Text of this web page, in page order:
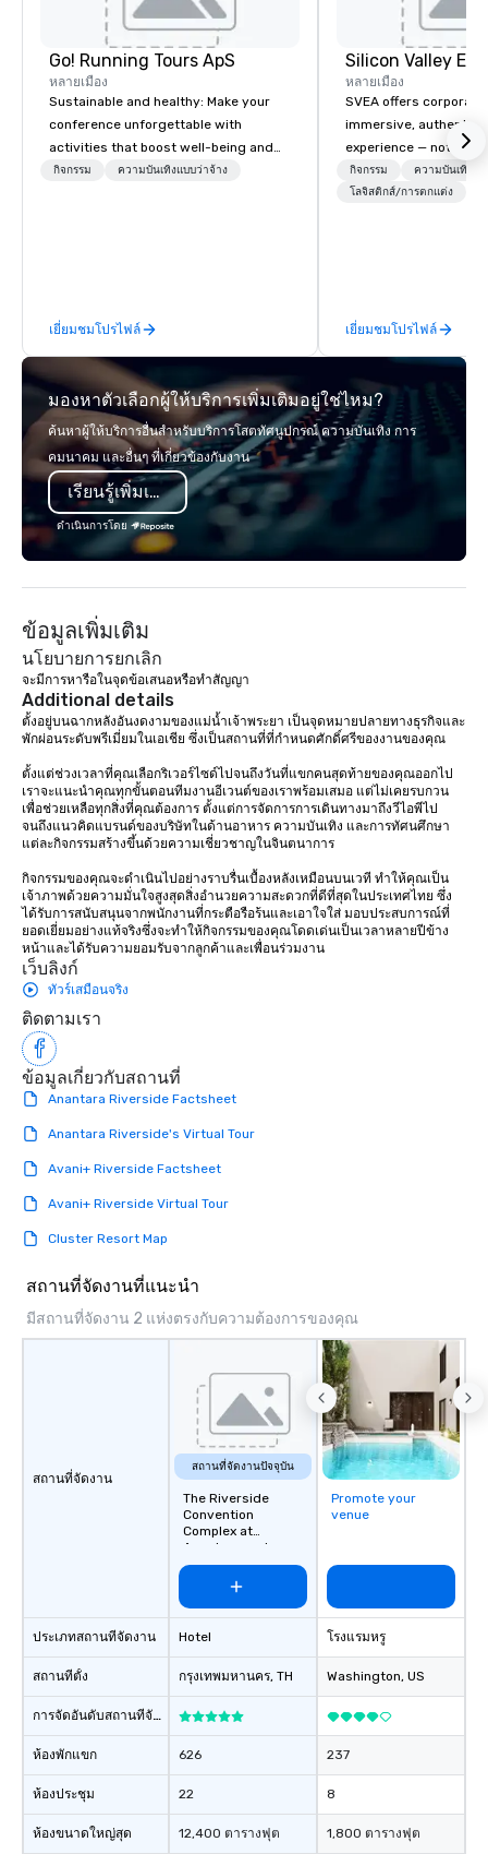
Go! Running Tours ApS
หลายเมือง
Sustainable and healthy: Make your
conference unforgettable with
activities that boost well-being and
lower carbon footprints. Explore the
กิจกรรม ความบันเทิงแบบว่าจ้าง
เยี่ยมชมโปรไฟล์
หลายเมือง
SVEA offers
immersive, authentic
experience — not a
transformation. We
facilitate custom
offsites. Whether
think like a Silicon
world's fastest-
or walk away with a
innovation playbook,
seniority, and
กิจกรรม
ความบันเทิงแบ
โลจิสติกส์/การตกแต่ง
เยี่ยมชมโปรไฟล์
มองหาตัวเลือกผู้ให้บริการเพิ่มเติมอยู่ใช่ไหม?
ค้นหาผู้ให้บริการอื่นสำหรับบริการโสตทัศนูปกรณ์ ความบันเทิง การ
คมนาคม และอื่นๆ ที่เกี่ยวข้องกับงาน
เรียนรู้เพิ่มเติม
ดำเนินการโดย
ข้อมูลเพิ่มเติม
นโยบายการยกเลิก
จะมีการหารือในจุดข้อเสนอหรือทำสัญญา
Additional details
ตั้งอยู่บนฉากหลังอันงดงามของแม่น้ำเจ้าพระยา เป็นจุดหมายปลายทางธุรกิจและ
พักผ่อนระดับพรีเมี่ยมในเอเชีย ซึ่งเป็นสถานที่ที่กำหนดศักดิ์ศรีของงานของคุณ
ตั้งแต่ช่วงเวลาที่คุณเลือกริเวอร์ไซด์ไปจนถึงวันที่แขกคนสุดท้ายของคุณออกไป
เราจะแนะนำคุณทุกขั้นตอนทีมงานอีเวนต์ของเราพร้อมเสมอ แต่ไม่เคยรบกวน
เพื่อช่วยเหลือทุกสิ่งที่คุณต้องการ ตั้งแต่การจัดการการเดินทางมาถึงวีไอพีไป
จนถึงแนวคิดแบรนด์ของบริษัทในด้านอาหาร ความบันเทิง และการทัศนศึกษา
แต่ละกิจกรรมสร้างขึ้นด้วยความเชี่ยวชาญในจินตนาการ
กิจกรรมของคุณจะดำเนินไปอย่างราบรื่นเบื้องหลังเหมือนบนเวที ทำให้คุณเป็น
เจ้าภาพด้วยความมั่นใจสูงสุดสิ่งอำนวยความสะดวกที่ดีที่สุดในประเทศไทย ซึ่ง
ได้รับการสนับสนุนจากพนักงานที่กระตือรือร้นและเอาใจใส่ มอบประสบการณ์ที่
ยอดเยี่ยมอย่างแท้จริงซึ่งจะทำให้กิจกรรมของคุณโดดเด่นเป็นเวลาหลายปีข้าง
หน้าและได้รับความยอมรับจากลูกค้าและเพื่อนร่วมงาน
เว็บลิงก์
ทัวร์เสมือนจริง
ติดตามเรา
ข้อมูลเกี่ยวกับสถานที่
Anantara Riverside Factsheet
Anantara Riverside's Virtual Tour
Avani+ Riverside Factsheet
Avani+ Riverside Virtual Tour
Cluster Resort Map
สถานที่จัดงานที่แนะนำ
มีสถานที่จัดงาน 2 แห่งตรงกับความต้องการของคุณ
สถานที่จัดงาน
ประเภทสถานที่จัดงาน
สถานที่ตั้ง
การจัดอันดับสถานที่จัดงาน
ห้องพักแขก
ห้องประชุม
ห้องขนาดใหญ่สุด
สถานที่จัดงานปัจจุบัน
The Riverside
Convention
Complex at
Anantara and
Avani+ Bangkok
Hotel
กรุงเทพมหานคร, TH
626
22
12,400 ตารางฟุต
Promote your
venue
โรงแรมหรู
Washington, US
237
8
1,800 ตารางฟุต